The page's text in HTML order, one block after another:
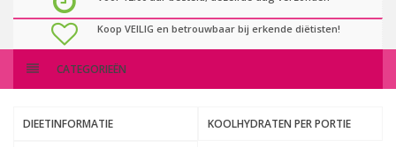
Koop VEILIG en betrouwbaar bij erkende diëtisten!
CATEGORIEËN
DIEETINFORMATIE KOOLHYDRATEN PER PORTIE